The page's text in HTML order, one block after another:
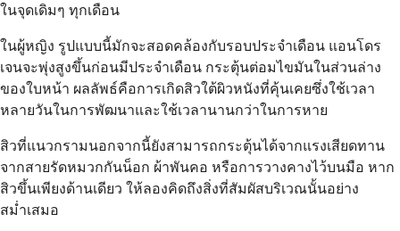
ในจุดเดิมๆ ทุกเดือน
ในผู้หญิง รูปแบบนี้มักจะสอดคล้องกับรอบประจำเดือน แอนโดร
เจนจะพุ่งสูงขึ้นก่อนมีประจำเดือน กระตุ้นต่อมไขมันในส่วนล่าง
ของใบหน้า ผลลัพธ์คือการเกิดสิวใต้ผิวหนังที่คุ้นเคยซึ่งใช้เวลา
หลายวันในการพัฒนาและใช้เวลานานกว่าในการหาย
สิวที่แนวกรามนอกจากนี้ยังสามารถกระตุ้นได้จากแรงเสียดทาน
จากสายรัดหมวกกันน็อก ผ้าพันคอ หรือการวางคางไว้บนมือ หาก
สิวขึ้นเพียงด้านเดียว ให้ลองคิดถึงสิ่งที่สัมผัสบริเวณนั้นอย่าง
สม่ำเสมอ